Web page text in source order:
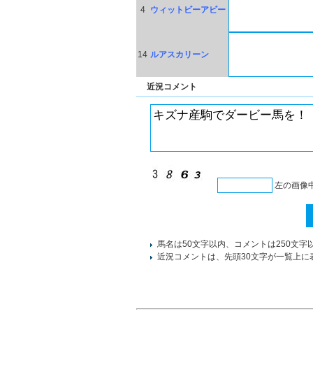
4 ウィットビーアビー
14 ルアスカリーン
近況コメント
左の画像
馬名は50文字以内、コメントは250文字
近況コメントは、先頭30文字が一覧上に